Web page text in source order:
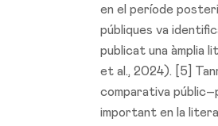
en el període
públiques va
publicat una àmplia
et al., 2024). [5]
comparativa
important en la